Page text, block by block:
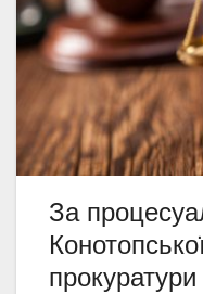
За